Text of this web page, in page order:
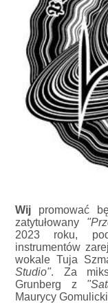
Wij promować
zatytułowany
2023 roku,
instrumentów
wokale Tuja
Studio". Za
Grunberg z
Maurycy